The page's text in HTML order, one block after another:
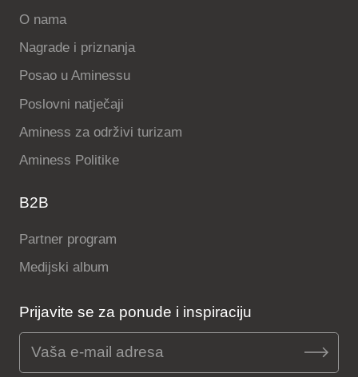
O nama
Nagrade i priznanja
Posao u Aminessu
Poslovni natječaji
Aminess za održivi turizam
Aminess Politike
B2B
Partner program
Medijski album
Prijavite se za ponude i inspiraciju